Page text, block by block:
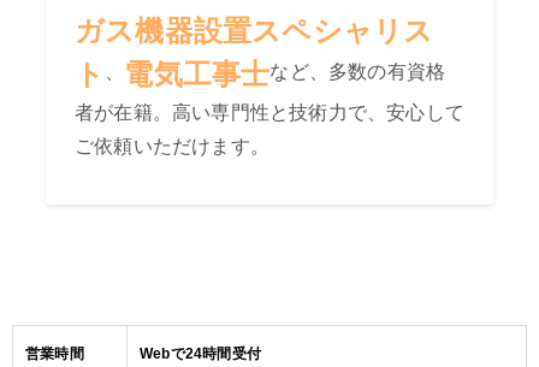
ガス機器設置スペシャリス
ト
電気工事士など、多数の有資格
者が在籍。高い専門性と技術力で、安心して
ご依頼いただけます。
営業時間 Webで24時間受付